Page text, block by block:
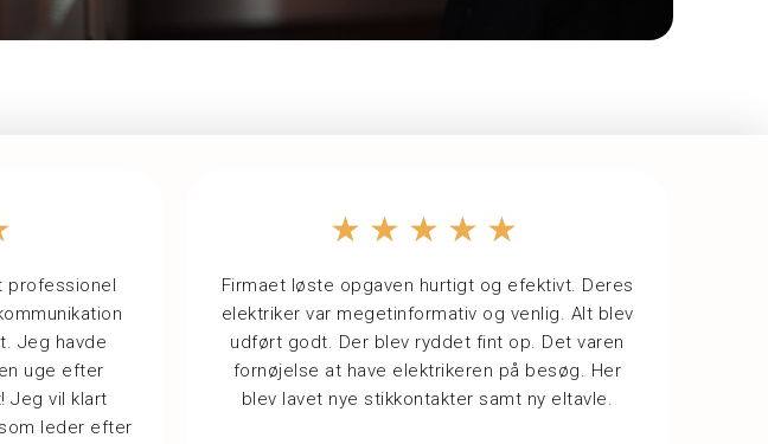
professionel
Jeg havde
uge efter
Jeg vil klart
leder efter
★★★★★
Firmaet løste opgaven hurtigt og efektivt. Deres
elektriker var megetinformativ og venlig. Alt blev
udført godt. Der blev ryddet fint op. Det varen
fornøjelse at have elektrikeren på besøg. Her
blev lavet nye stikkontakter samt ny eltavle.